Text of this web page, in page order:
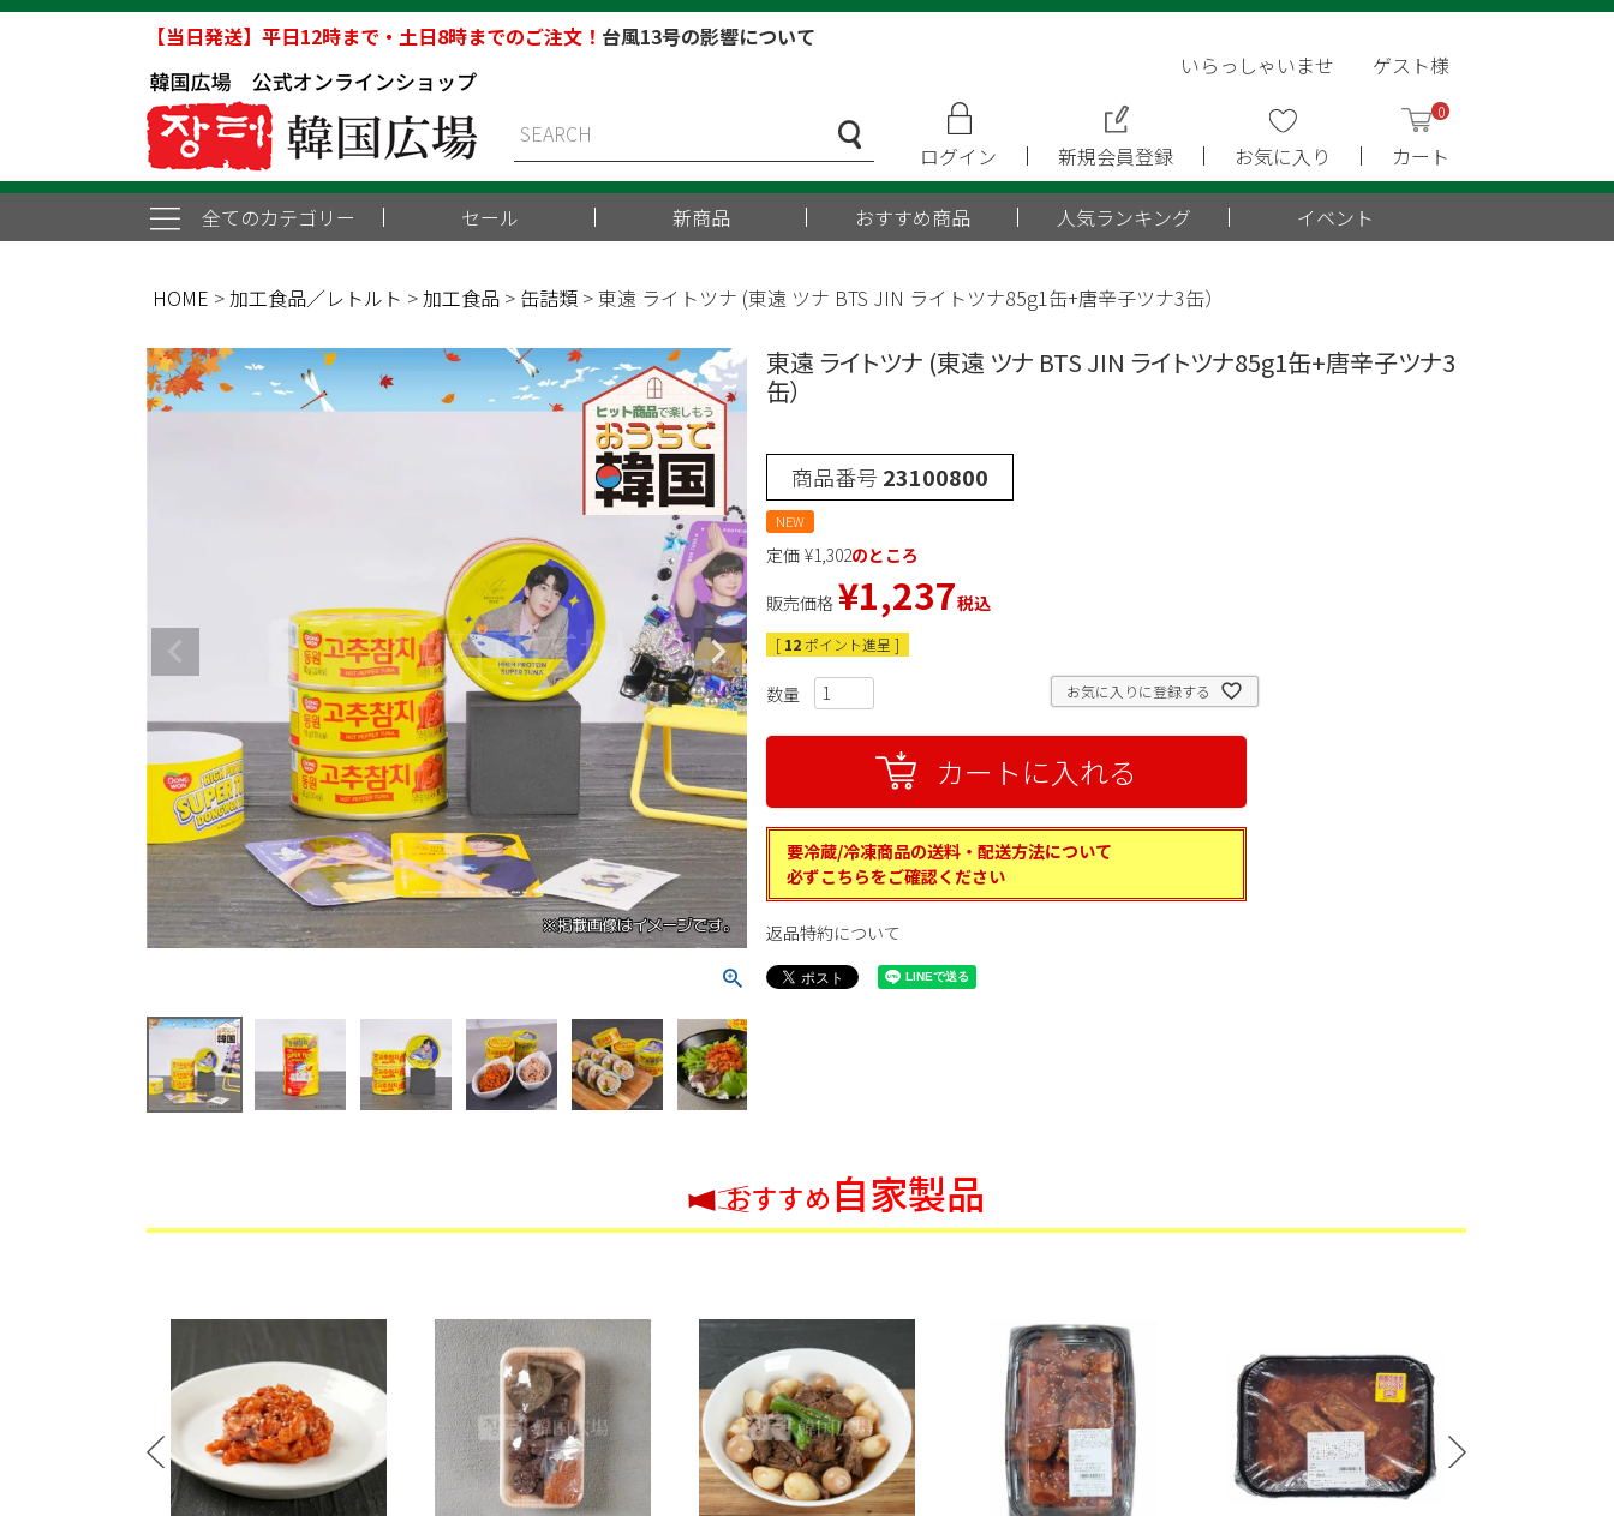
【当日発送】平日12時まで・土日8時までのご注文！ 台風13号の影響について
いらっしゃいませ ゲスト様
ログイン 新規会員登録 お気に入り
0
カート
全てのカテゴリー セール 新商品 おすすめ商品 人気ランキング イベント
HOME 加工食品／レトルト 加工食品 缶詰類 東遠 ライトツナ (東遠 ツナ BTS JIN ライトツナ85g1缶+唐辛子ツナ3缶）
東遠 ライトツナ (東遠 ツナ BTS JIN ライトツナ85g1缶+唐辛子ツナ3
缶）
商品番号 23100800
NEW
定価 ¥1,302のところ
販売価格 ¥1,237税込
[ 12ポイント進呈 ]
お気に入りに登録する
カートに入れる
要冷蔵/冷凍商品の送料・配送方法について
必ずこちらをご確認ください
返品特約について
おすすめ自家製品